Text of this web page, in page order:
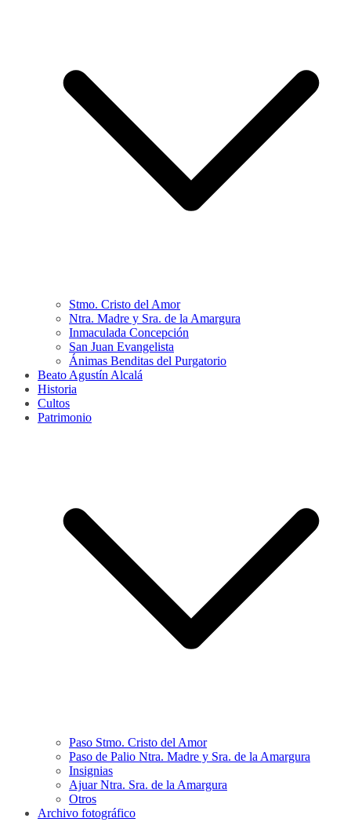
Stmo. Cristo del Amor
Ntra. Madre y Sra. de la Amargura
Inmaculada Concepción
San Juan Evangelista
Ánimas Benditas del Purgatorio
Beato Agustín Alcalá
Historia
Cultos
Patrimonio
Paso Stmo. Cristo del Amor
Paso de Palio Ntra. Madre y Sra. de la Amargura
Insignias
Ajuar Ntra. Sra. de la Amargura
Otros
Archivo fotográfico